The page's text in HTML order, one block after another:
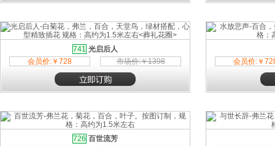
741 光启后人
会员价:￥728
市场价:￥1398 会员价:￥
726 百世流芳